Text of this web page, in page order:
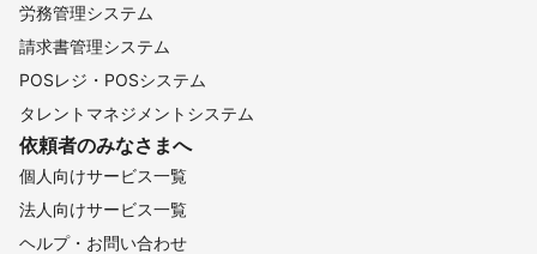
労務管理システム
請求書管理システム
POSレジ・POSシステム
タレントマネジメントシステム
依頼者のみなさまへ
個人向けサービス一覧
法人向けサービス一覧
ヘルプ・お問い合わせ